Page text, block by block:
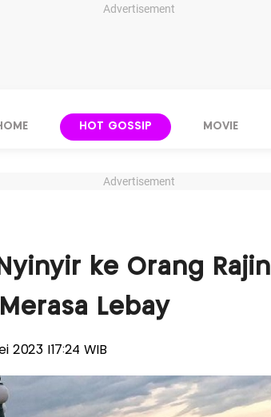
Advertisement
HOT GOSSIP MOVIE
Advertisement
ke Orang Rajin
Lebay
2023 |17:24 WIB